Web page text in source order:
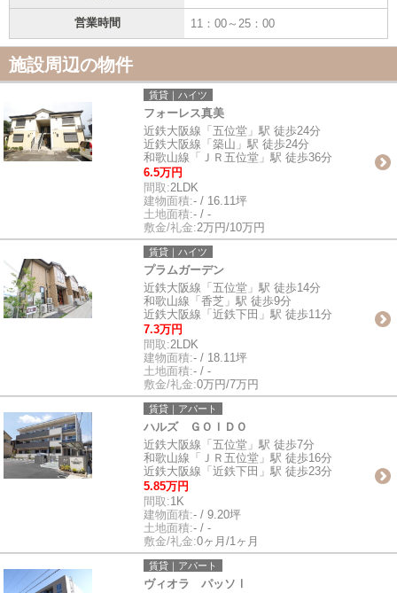
営業時間 11：00～25：00
施設周辺の物件
賃貸｜ハイツ
フォーレス真美
近鉄大阪線「五位堂」駅 徒歩24分
近鉄大阪線「築山」駅 徒歩24分
和歌山線「ＪＲ五位堂」駅 徒歩36分
6.5万円
間取:2LDK
建物面積:- / 16.11坪
土地面積:- / -
敷金/礼金:2万円/10万円
賃貸｜ハイツ
プラムガーデン
近鉄大阪線「五位堂」駅 徒歩14分
和歌山線「香芝」駅 徒歩9分
近鉄大阪線「近鉄下田」駅 徒歩11分
7.3万円
間取:2LDK
建物面積:- / 18.11坪
土地面積:- / -
敷金/礼金:0万円/7万円
賃貸｜アパート
ハルズ ＧＯＩＤＯ
近鉄大阪線「五位堂」駅 徒歩7分
和歌山線「ＪＲ五位堂」駅 徒歩16分
近鉄大阪線「近鉄下田」駅 徒歩23分
5.85万円
間取:1K
建物面積:- / 9.20坪
土地面積:- / -
敷金/礼金:0ヶ月/1ヶ月
賃貸｜アパート
ヴィオラ パッソⅠ